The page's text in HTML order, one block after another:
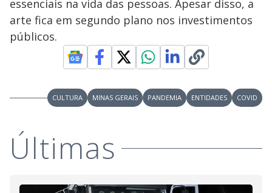
y
V
i
d
e
M
u
o
essenciais na vida das pessoas. Apesar disso, a
arte fica em segundo plano nos investimentos
públicos.
CULTURA MINAS GERAIS PANDEMIA ENTIDADES COVID
Últimas